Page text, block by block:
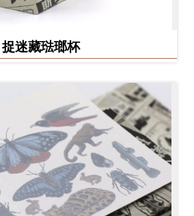
捉迷藏琺瑯杯